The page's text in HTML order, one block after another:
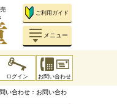
ご利用ガイド
メニュー
ログイン お問い合わせ
い合わせ：お問い合わ